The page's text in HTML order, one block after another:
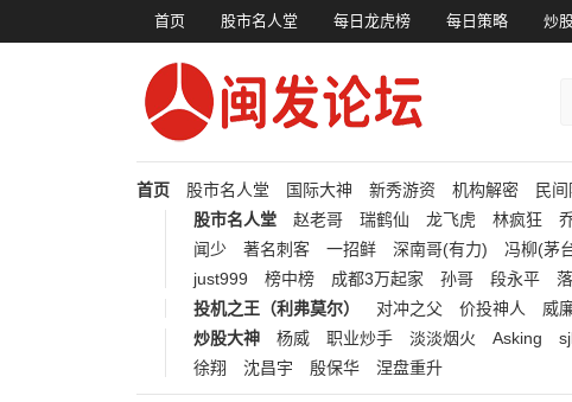
首页 股市名人堂 每日龙虎榜 每日策略 炒
首页 股市名人堂 国际大神 新秀游资 机构解密 民
股市名人堂
赵老哥 瑞鹤仙 龙飞虎 林疯狂
闻少
著名刺客 一招鲜 深南哥(有力) 冯柳(茅
just999
榜中榜 成都3万起家 孙哥 段永平
投机之王（利弗莫尔）
对冲之父 价投神人 威
炒股大神
杨威 职业炒手 淡淡烟火 Asking
徐翔
沈昌宇 殷保华 涅盘重升